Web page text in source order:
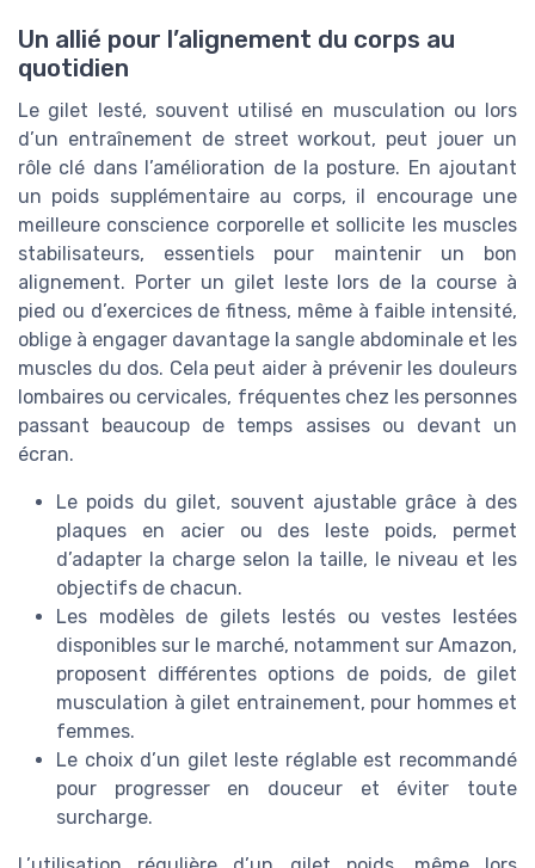
Un allié pour l’alignement du corps au
quotidien
Le gilet lesté, souvent utilisé en musculation ou lors
d’un entraînement de street workout, peut jouer un
rôle clé dans l’amélioration de la posture. En ajoutant
un poids supplémentaire au corps, il encourage une
meilleure conscience corporelle et sollicite les muscles
stabilisateurs, essentiels pour maintenir un bon
alignement. Porter un gilet leste lors de la course à
pied ou d’exercices de fitness, même à faible intensité,
oblige à engager davantage la sangle abdominale et les
muscles du dos. Cela peut aider à prévenir les douleurs
lombaires ou cervicales, fréquentes chez les personnes
passant beaucoup de temps assises ou devant un
écran.
Le poids du gilet, souvent ajustable grâce à des
plaques en acier ou des leste poids, permet
d’adapter la charge selon la taille, le niveau et les
objectifs de chacun.
Les modèles de gilets lestés ou vestes lestées
disponibles sur le marché, notamment sur Amazon,
proposent différentes options de poids, de gilet
musculation à gilet entrainement, pour hommes et
femmes.
Le choix d’un gilet leste réglable est recommandé
pour progresser en douceur et éviter toute
surcharge.